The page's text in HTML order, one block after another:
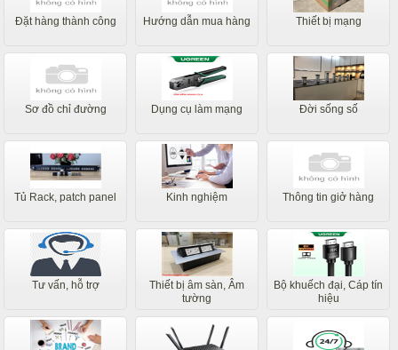
Đặt hàng thành công Hướng dẫn mua hàng Thiết bị mạng
Sơ đồ chỉ đường Dụng cụ làm mạng Đời sống số
Tủ Rack, patch panel Kinh nghiệm Thông tin giở hàng
Tư vấn, hỗ trợ
Thiết bị âm sàn, Âm
tường
Bộ khuếch đại, Cáp tín
hiệu